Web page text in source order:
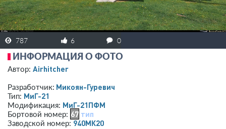
ЗАРЕГИСТРИРОВАТЬСЯ
787 6 0
ИНФОРМАЦИЯ О ФОТО
Автор: Airhitcher
Разработчик: Микоян-Гуревич
Тип: МиГ-21
Модификация: МиГ-21ПФМ
Бортовой номер: 67 тип
Заводской номер: 940МК20